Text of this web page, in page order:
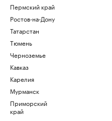
Пермский край
Ростов-на-Дону
Татарстан
Тюмень
Черноземье
Кавказ
Карелия
Мурманск
Приморский
край